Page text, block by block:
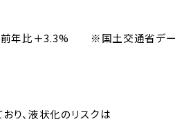
年比＋3.3% ※国土交通省デー
り、液状化のリスクは